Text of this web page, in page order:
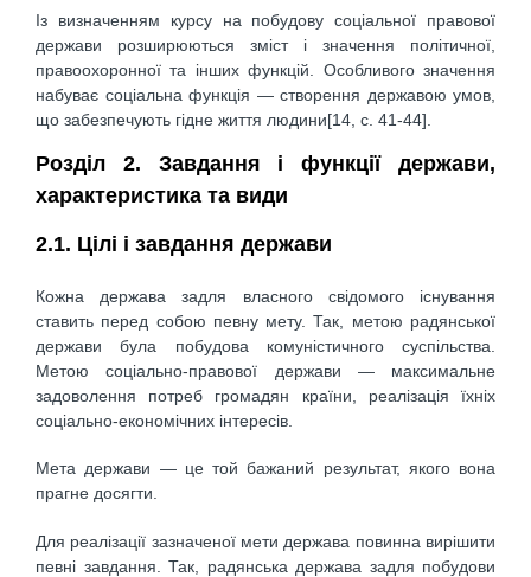
Із визначенням курсу на побудову соціальної правової
держави розширюються зміст і значення політичної,
правоохоронної та інших функцій. Особливого значення
набуває соціальна функція — створення державою умов,
що забезпечують гідне життя людини[14, c. 41-44].
Розділ 2. Завдання і функції держави,
характеристика та види
2.1. Цілі і завдання держави
Кожна держава задля власного свідомого існування
ставить перед собою певну мету. Так, метою радянської
держави була побудова комуністичного суспільства.
Метою соціально-правової держави — максимальне
задоволення потреб громадян країни, реалізація їхніх
соціально-економічних інтересів.
Мета держави — це той бажаний результат, якого вона
прагне досягти.
Для реалізації зазначеної мети держава повинна вирішити
певні завдання. Так, радянська держава задля побудови